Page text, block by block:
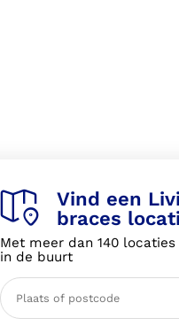
Vind een
braces
Met meer dan 140
in de buurt